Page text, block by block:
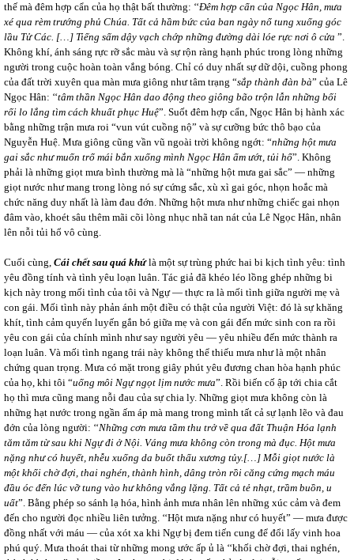
thế mà đêm hợp cẩn của họ thật bất thường: ‘‘Đêm hợp cẩn của Ngọc Hân, mưa
xé qua rèm trướng phủ Chúa. Tất cả hầm bức của ban ngày nổ tung xuống góc
lầu Tử Các. […] Tiếng sấm dậy vạch chớp những đường dài lóe rực nơi ô cửa ”.
Không khí, ánh sáng rực rỡ sắc màu và sự rộn ràng hạnh phúc trong lòng những
người trong cuộc hoàn toàn vắng bóng. Chỉ có duy nhất sự dữ dội, cuồng phong
của đất trời xuyên qua màn mưa giông như tâm trạng “sắp thành đàn bà” của Lê
Ngọc Hân: ‘‘tâm thần Ngọc Hân dao động theo giông bão trộn lẫn những bối
rối lo lắng tìm cách khuất phục Huệ”. Suốt đêm hợp cẩn, Ngọc Hân bị hành xác
bằng những trận mưa roi “vun vút cuồng nộ” và sự cưỡng bức thô bạo của
Nguyễn Huệ. Mưa giông cũng vần vũ ngoài trời không ngớt: “những hột mưa
gai sắc như muốn trổ mái bắn xuống mình Ngọc Hân ẩm ướt, tủi hổ”. Không
phải là những giọt mưa bình thường mà là “những hột mưa gai sắc” ― những
giọt nước như mang trong lòng nó sự cứng sắc, xù xì gai góc, nhọn hoắc mà
chức năng duy nhất là làm đau đớn. Những hột mưa như những chiếc gai nhọn
đâm vào, khoét sâu thêm mãi cõi lòng nhục nhã tan nát của Lê Ngọc Hân, nhân
lên nỗi tủi hổ vô cùng.
Cuối cùng, Cái chết sau quá khứlà một sự trùng phức hai bi kịch tình yêu: tình
yêu đồng tính và tình yêu loạn luân. Tác giả đã khéo léo lồng ghép những bi
kịch này trong mối tình của tôi và Ngự ― thực ra là mối tình giữa người mẹ và
con gái. Mối tình này phản ánh một điều có thật của người Việt: đó là sự khăng
khít, tình cảm quyến luyến gắn bó giữa mẹ và con gái đến mức sinh con ra rồi
yêu con gái của chính mình như say người yêu ― yêu nhiều đến mức thành ra
loạn luân. Và mối tình ngang trái này không thể thiếu mưa như là một nhân
chứng quan trọng. Mưa có mặt trong giây phút yêu đương chan hòa hạnh phúc
của họ, khi tôi “uống môi Ngự ngọt lịm nước mưa”. Rồi biến cố ập tới chia cắt
họ thì mưa cũng mang nỗi đau của sự chia ly. Những giọt mưa không còn là
những hạt nước trong ngần ấm áp mà mang trong mình tất cả sự lạnh lẽo và đau
đớn của lòng người: ‘‘Những cơn mưa tầm thu trở về qua đất Thuận Hóa lạnh
tăm tăm từ sau khi Ngự đi ở Nội. Váng mưa không còn trong mà đục. Hột mưa
nặng như có huyết, nhễu xuống da buốt thấu xương tủy.[…] Mỗi giọt nước là
một khối chờ đợi, thai nghén, thành hình, dâng tròn rồi căng cứng mạch máu
đầu óc đến lúc vỡ tung vào hư không vắng lặng. Tất cả tẻ nhạt, trầm buồn, u
uất”. Bằng phép so sánh lạ hóa, hình ảnh mưa nhân lên những xúc cảm và đem
đến cho người đọc nhiều liên tưởng. ‘‘Hột mưa nặng như có huyết” ― mưa được
đồng nhất với máu ― của xót xa khi Ngự bị đem tiến cung để đổi lấy vinh hoa
phú quý. Mưa thoát thai từ những mong ước ấp ủ là ‘‘khối chờ đợi, thai nghén,